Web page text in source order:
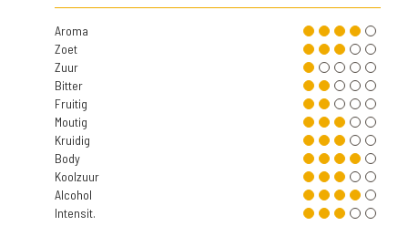
Aroma
Zoet
Zuur
Bitter
Fruitig
Moutig
Kruidig
Body
Koolzuur
Alcohol
Intensit.